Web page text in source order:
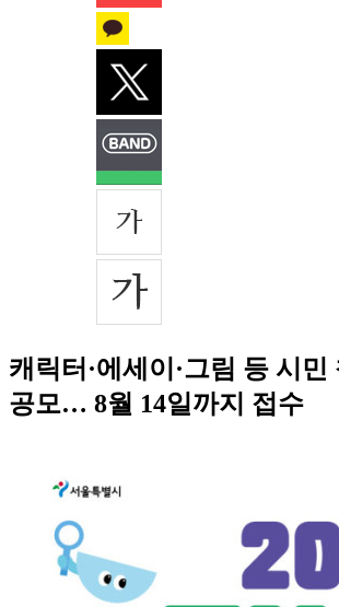
캐릭터·에세이·그림 등 시
공모… 8월 14일까지 접수